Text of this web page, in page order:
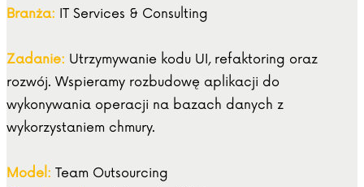
Branża: IT Services & Consulting
Zadanie: Utrzymywanie kodu UI, refaktoring oraz
rozwój. Wspieramy rozbudowę aplikacji do
wykonywania operacji na bazach danych z
wykorzystaniem chmury.
Model: Team Outsourcing